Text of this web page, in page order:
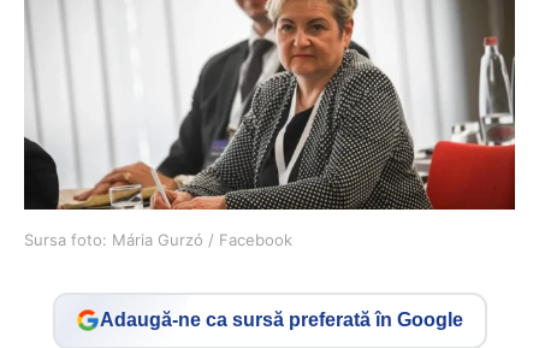
Sursa foto: Mária Gurzó / Facebook
Adaugă-ne ca sursă preferată în Google